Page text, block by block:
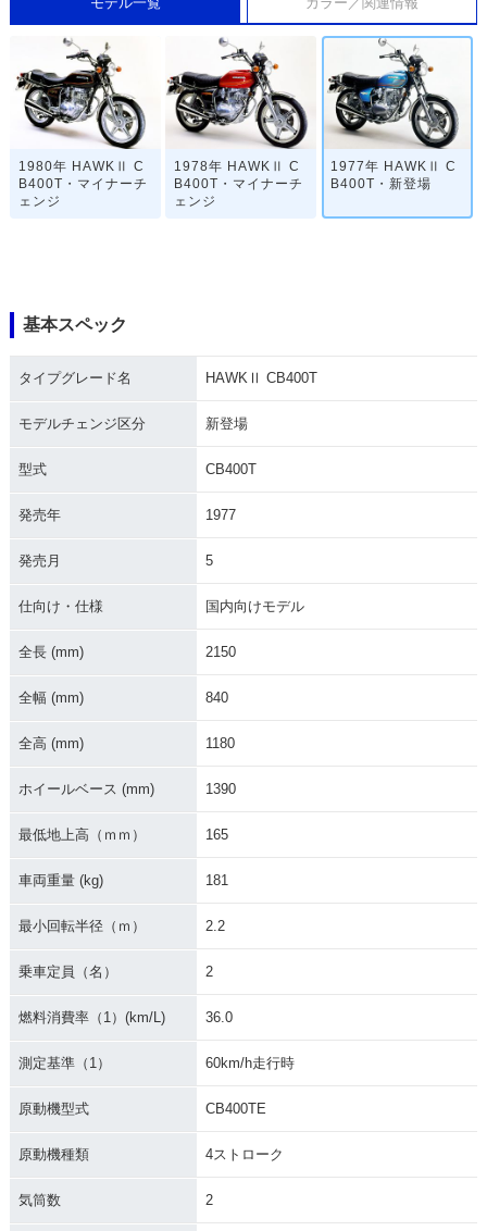
1980年 HAWKⅡ C
B400T・マイナーチ
ェンジ
1978年 HAWKⅡ C
B400T・マイナーチ
ェンジ
1977年 HAWKⅡ C
B400T・新登場
基本スペック
タイプグレード名 HAWKⅡ CB400T
モデルチェンジ区分 新登場
型式 CB400T
発売年 1977
発売月 5
仕向け・仕様 国内向けモデル
全長 (mm) 2150
全幅 (mm) 840
全高 (mm) 1180
ホイールベース (mm) 1390
最低地上高（ｍｍ） 165
車両重量 (kg) 181
最小回転半径（ｍ） 2.2
乗車定員（名） 2
燃料消費率（1）(km/L) 36.0
測定基準（1） 60km/h走行時
原動機型式 CB400TE
原動機種類 4ストローク
気筒数 2